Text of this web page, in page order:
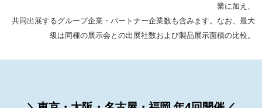
業に加え、
共同出展するグループ企業・パートナー企業数も含みます。なお、最大
級は同種の展示会との出展社数および製品展示面積の比較。